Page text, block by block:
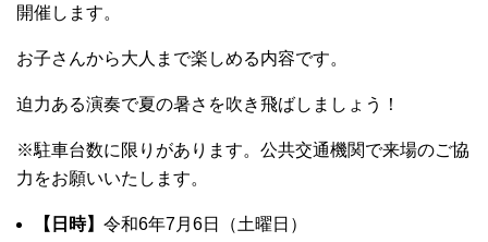
開催します。
お子さんから大人まで楽しめる内容です。
迫力ある演奏で夏の暑さを吹き飛ばしましょう！
※駐車台数に限りがあります。公共交通機関で来場のご協
力をお願いいたします。
【日時】 令和6年7月6日（土曜日）